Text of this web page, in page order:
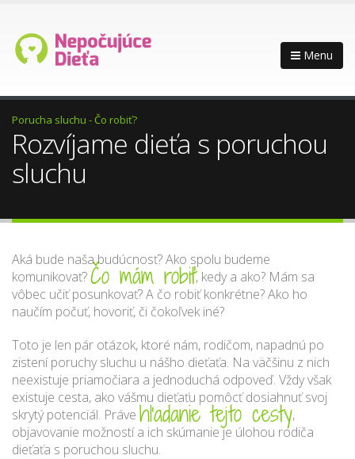
Menu
Porucha sluchu - Čo robiť?
Rozvíjame dieťa s poruchou
sluchu
Aká bude naša budúcnosť? Ako spolu budeme
komunikovať?Čo mám robiť, kedy a ako? Mám sa
vôbec učiť posunkovať? A čo robiť konkrétne? Ako ho
naučím počuť, hovoriť, či čokoľvek iné?
Toto je len pár otázok, ktoré nám, rodičom, napadnú po
zistení poruchy sluchu u nášho dieťaťa. Na väčšinu z nich
neexistuje priamočiara a jednoduchá odpoveď. Vždy však
existuje cesta, ako vášmu dieťaťu pomôcť dosiahnuť svoj
skrytý potenciál. Práve hľadanie tejto cesty,
objavovanie možností a ich skúmanie je úlohou rodiča
dieťaťa s poruchou sluchu.